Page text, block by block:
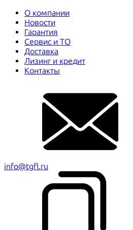
О компании
Новости
Гарантия
Сервис и ТО
Доставка
Лизинг и кредит
Контакты
info@tgfl.ru